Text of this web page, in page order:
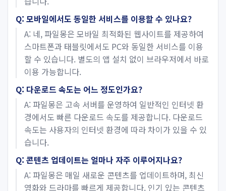
Q: 모바일에서도 동일한 서비스를 이용할 수 있나요?
A: 네, 파일몽은 모바일 최적화된 웹사이트를 제공하여
스마트폰과 태블릿에서도 PC와 동일한 서비스를 이용
할 수 있습니다. 별도의 앱 설치 없이 브라우저에서 바로
이용 가능합니다.
Q: 다운로드 속도는 어느 정도인가요?
A: 파일몽은 고속 서버를 운영하여 일반적인 인터넷 환
경에서도 빠른 다운로드 속도를 제공합니다. 다운로드
속도는 사용자의 인터넷 환경에 따라 차이가 있을 수 있
습니다.
Q: 콘텐츠 업데이트는 얼마나 자주 이루어지나요?
A: 파일몽은 매일 새로운 콘텐츠를 업데이트하며, 최신
영화와 드라마를 빠르게 제공합니다. 인기 있는 콘텐츠